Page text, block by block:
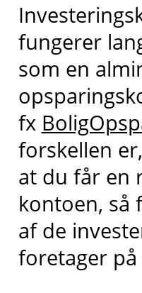
fungerer
som en
fx
forskellen
at du får en
kontoen, så
af de
foretager